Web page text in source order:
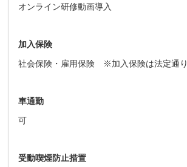
オンライン研修動画導入
加入保険
社会保険・雇用保険 ※加入保険は法定通り
車通勤
可
受動喫煙防止措置